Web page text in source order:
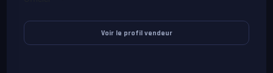
Voir le profil vendeur